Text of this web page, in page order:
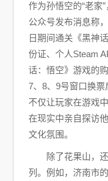
作为孙悟空的“老家
公众号发布消息称
日期间通关《黑神
份证、个人Steam
话：悟空》游戏的
7、8、9号窗口换
不仅让玩家在游戏
在现实中亲自探访
文化氛围。
除了花果山，
列。例如，济南市